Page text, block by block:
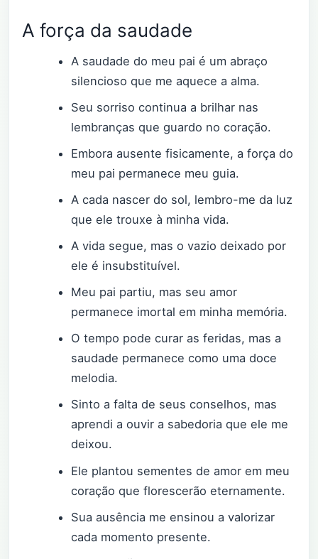
A força da saudade
A saudade do meu pai é um abraço
silencioso que me aquece a alma.
Seu sorriso continua a brilhar nas
lembranças que guardo no coração.
Embora ausente fisicamente, a força do
meu pai permanece meu guia.
A cada nascer do sol, lembro-me da luz
que ele trouxe à minha vida.
A vida segue, mas o vazio deixado por
ele é insubstituível.
Meu pai partiu, mas seu amor
permanece imortal em minha memória.
O tempo pode curar as feridas, mas a
saudade permanece como uma doce
melodia.
Sinto a falta de seus conselhos, mas
aprendi a ouvir a sabedoria que ele me
deixou.
Ele plantou sementes de amor em meu
coração que florescerão eternamente.
Sua ausência me ensinou a valorizar
cada momento presente.